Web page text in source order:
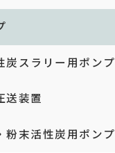
炭 スラリー用ポンプ
送装置
粉末活性炭用ポンプ